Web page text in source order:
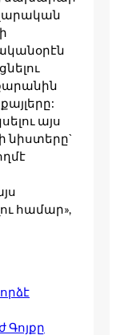
այս
նիստերը`
համար»,